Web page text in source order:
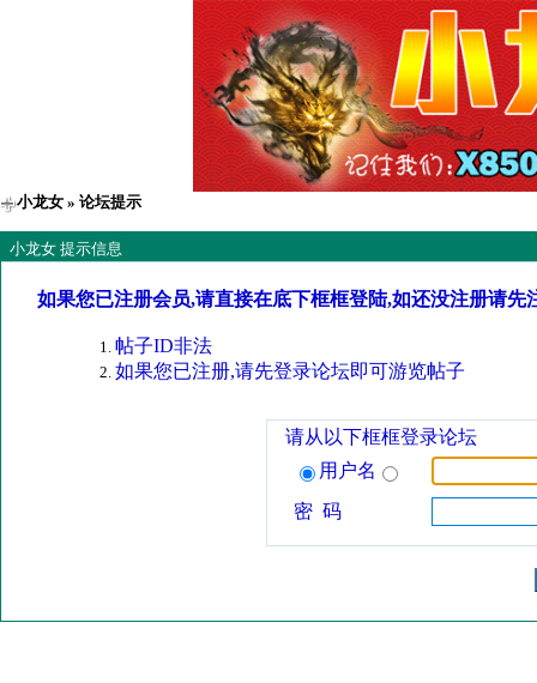
小龙女 » 论坛提示
小龙女 提示信息
如果您已注册会员,请直接在底下框框登陆,如还没注册请先
帖子ID非法
如果您已注册,请先登录论坛即可游览帖子
请从以下框框登录论坛
用户名
密 码